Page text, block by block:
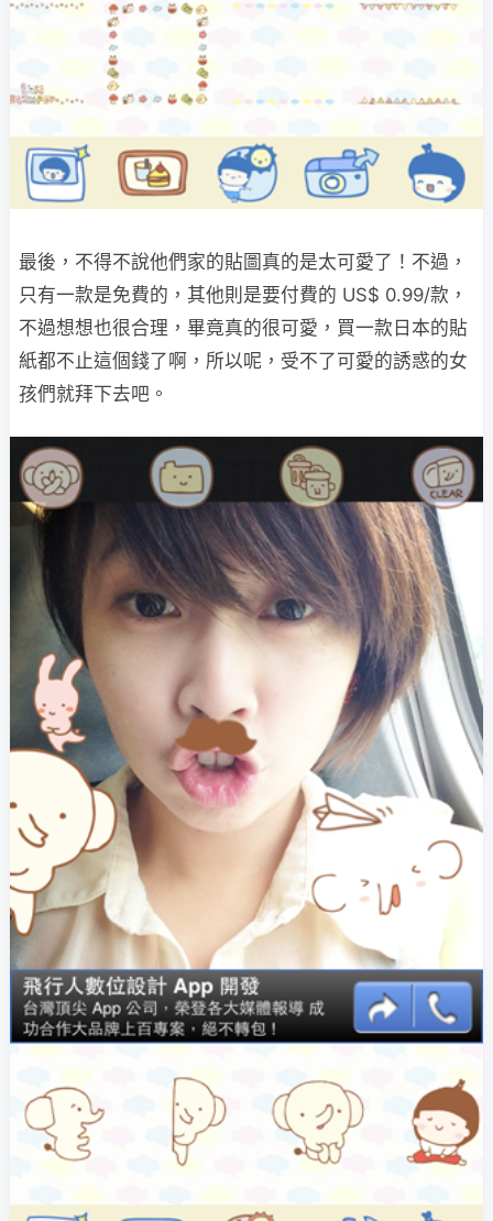
最後，不得不說他們家的貼圖真的是太可愛了！不過，
只有一款是免費的，其他則是要付費的 US$ 0.99/款，
不過想想也很合理，畢竟真的很可愛，買一款日本的貼
紙都不止這個錢了啊，所以呢，受不了可愛的誘惑的女
孩們就拜下去吧。